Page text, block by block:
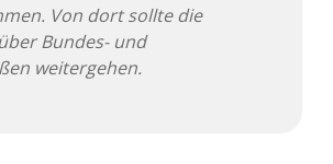
Von dort sollte die
Bundes- und
weitergehen.